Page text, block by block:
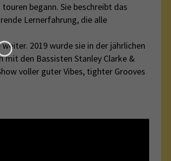
begann. Sie beschreibt das
Lernerfahrung, die alle
2019 wurde sie in der jährlichen
mit den Bassisten Stanley Clarke &
voller guter Vibes, tighter Grooves
Loading...